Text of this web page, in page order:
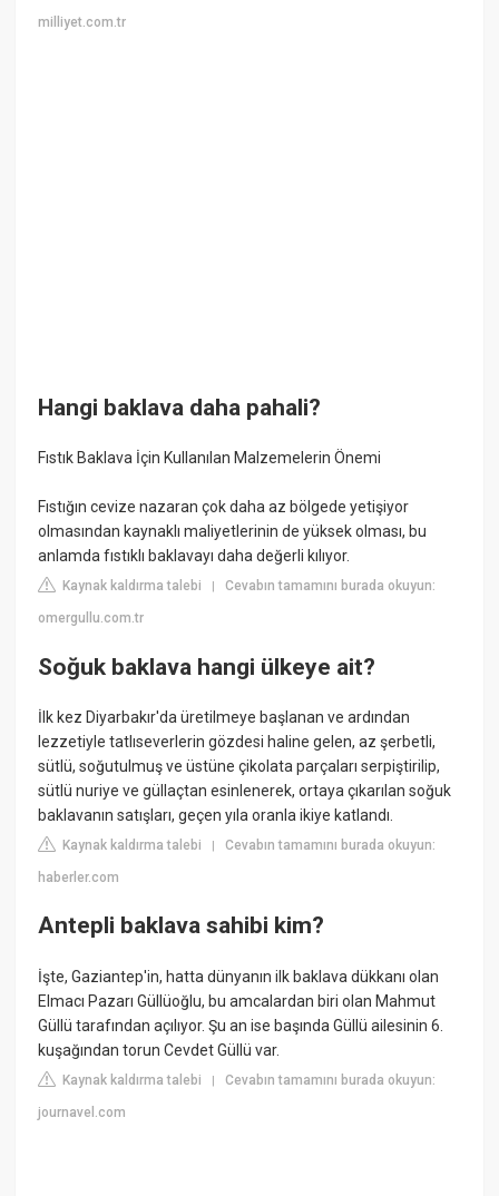
milliyet.com.tr
Hangi baklava daha pahali?
Fıstık Baklava İçin Kullanılan Malzemelerin Önemi
Fıstığın cevize nazaran çok daha az bölgede yetişiyor
olmasından kaynaklı maliyetlerinin de yüksek olması, bu
anlamda fıstıklı baklavayı daha değerli kılıyor.
Kaynak kaldırma talebi |Cevabın tamamını burada okuyun:
omergullu.com.tr
Soğuk baklava hangi ülkeye ait?
İlk kez Diyarbakır'da üretilmeye başlanan ve ardından
lezzetiyle tatlıseverlerin gözdesi haline gelen, az şerbetli,
sütlü, soğutulmuş ve üstüne çikolata parçaları serpiştirilip,
sütlü nuriye ve güllaçtan esinlenerek, ortaya çıkarılan soğuk
baklavanın satışları, geçen yıla oranla ikiye katlandı.
Kaynak kaldırma talebi |Cevabın tamamını burada okuyun:
haberler.com
Antepli baklava sahibi kim?
İşte, Gaziantep'in, hatta dünyanın ilk baklava dükkanı olan
Elmacı Pazarı Güllüoğlu, bu amcalardan biri olan Mahmut
Güllü tarafından açılıyor. Şu an ise başında Güllü ailesinin 6.
kuşağından torun Cevdet Güllü var.
Kaynak kaldırma talebi |Cevabın tamamını burada okuyun:
journavel.com